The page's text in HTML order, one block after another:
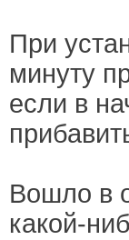
При
минуту
если в
Вошло в
какой-